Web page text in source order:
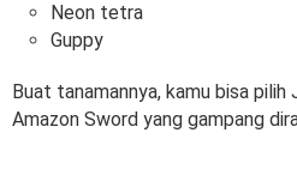
Neon tetra
Guppy
Buat tanamannya, kamu bisa
Amazon Sword yang gampang